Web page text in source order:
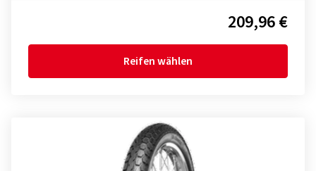
209,96 €
Reifen wählen